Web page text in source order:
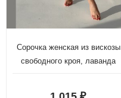
Сорочка женская из вискозы
свободного кроя, лаванда
₽